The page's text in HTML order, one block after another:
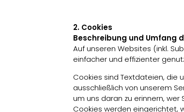
2. Cookies
Beschreibung und Umfang
Auf unseren Websites (inkl.
einfacher und effizienter
Cookies sind Textdateien, die
ausschließlich von unserem
um uns daran zu erinnern,
Cookies werden eingerichtet,